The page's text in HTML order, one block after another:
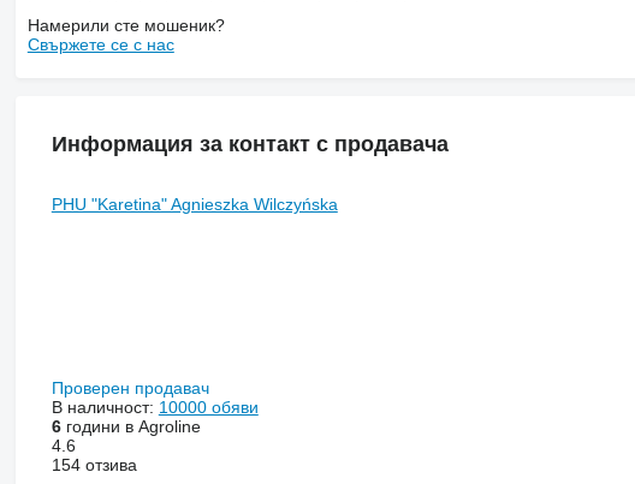
Намерили сте мошеник?
Свържете се с нас
Информация за контакт с продавача
PHU "Karetina" Agnieszka Wilczyńska
Проверен продавач
В наличност: 10000 обяви
6години в Agroline
4.6
154 отзива